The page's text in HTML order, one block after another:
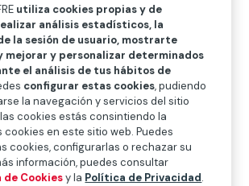
de Fundaciones Empresariales
estamos organizando con motivo
, hemos celebrado un
hablar de losretos a los que se
utiliza cookies propias y de
análisis estadísticos, la
la sesión de usuario, mostrarte
mejorar y personalizar determinados
el análisis de tus hábitos de
configurar estas cookies, pudiendo
la navegación y servicios del sitio
cookies estás consintiendo la
en este sitio web. Puedes
cookies, configurarlas o rechazar su
información, puedes consultar
de Cookiesy la Política de Privacidad.